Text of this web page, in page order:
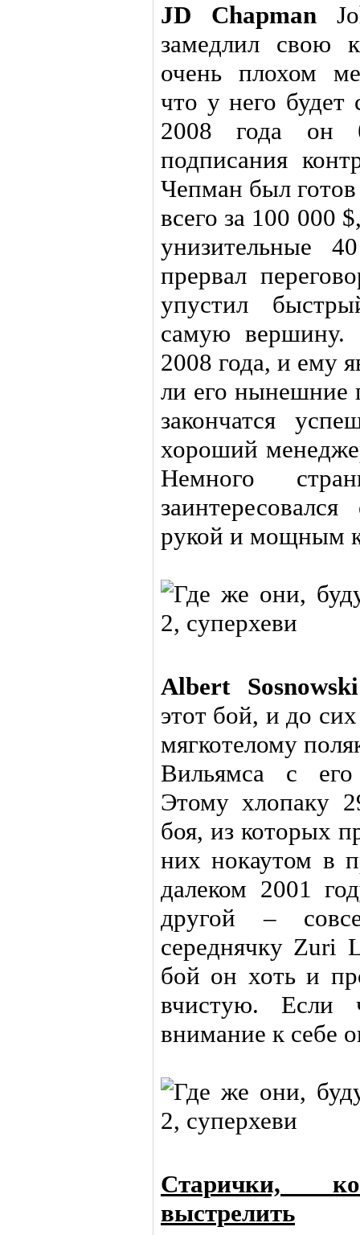
JD Chapman
замедлил свою
очень плохом
что у него
2008 года он
подписания
Чепман был
всего за 100 000
унизительные
прервал
упустил
самую вершину.
2008 года, и ему
ли его нынешние
закончатся
хороший
Немного
рукой и мощным
Albert Sosnowski
этот бой, и до
мягкотелому
Вильямса с
Этому хлопаку
боя, из которых
них нокаутом в
далеком 2001
другой –
середнячку Zuri
бой он хоть и
вчистую. Если
внимание к себе
Старички,
выстрелить